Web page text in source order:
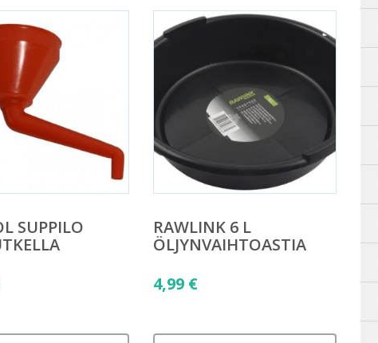
SUPPILO
RAWLINK 6 L
ÖLJYNVAIHTOASTIA
4,99 €